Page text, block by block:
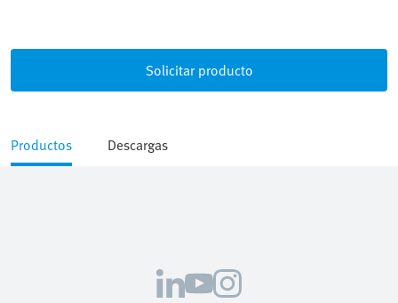
Solicitar producto
Productos Descargas